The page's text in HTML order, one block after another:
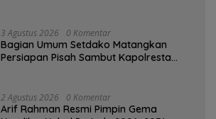
3 Agustus 2026 0 Komentar
Bagian Umum Setdako Matangkan
Persiapan Pisah Sambut Kapolresta
2 Agustus 2026 0 Komentar
Arif Rahman Resmi Pimpin Gema